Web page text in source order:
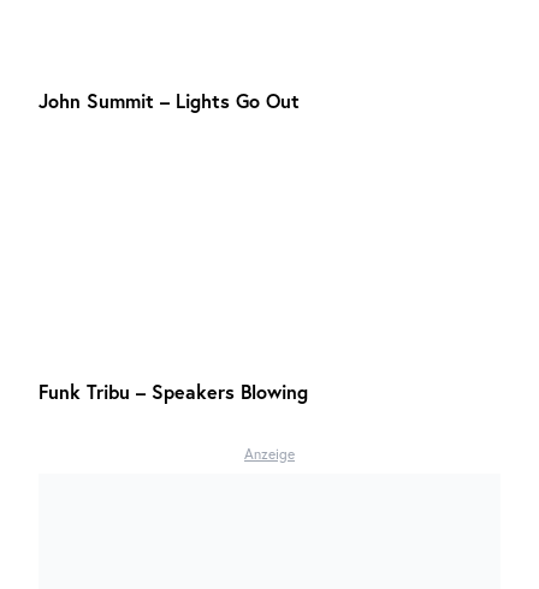
John Summit – Lights Go Out
Funk Tribu – Speakers Blowing
Anzeige